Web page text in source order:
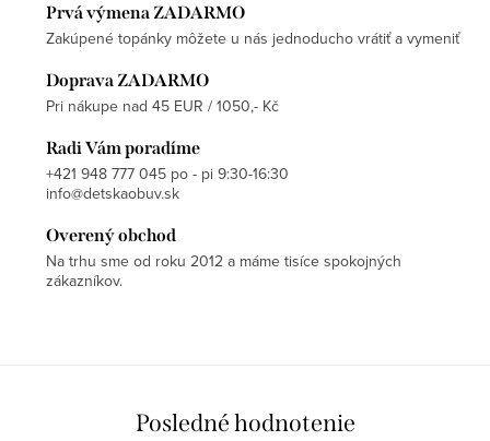
Prvá výmena ZADARMO
Zakúpené topánky môžete u nás jednoducho vrátiť a vymeniť
Doprava ZADARMO
Pri nákupe nad 45 EUR / 1050,- Kč
Radi Vám poradíme
+421 948 777 045 po - pi 9:30-16:30
info@detskaobuv.sk
Overený obchod
Na trhu sme od roku 2012 a máme tisíce spokojných
zákazníkov.
Posledné hodnotenie